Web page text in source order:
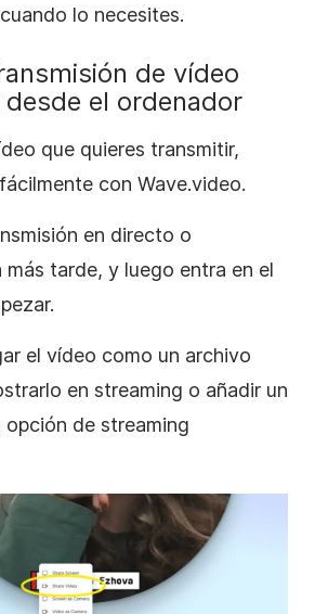
lo necesites.
de vídeo
el ordenador
que quieres transmitir,
con Wave.video.
en directo o
más tarde, y luego entra en el
el vídeo como un archivo
en streaming o añadir un
de streaming